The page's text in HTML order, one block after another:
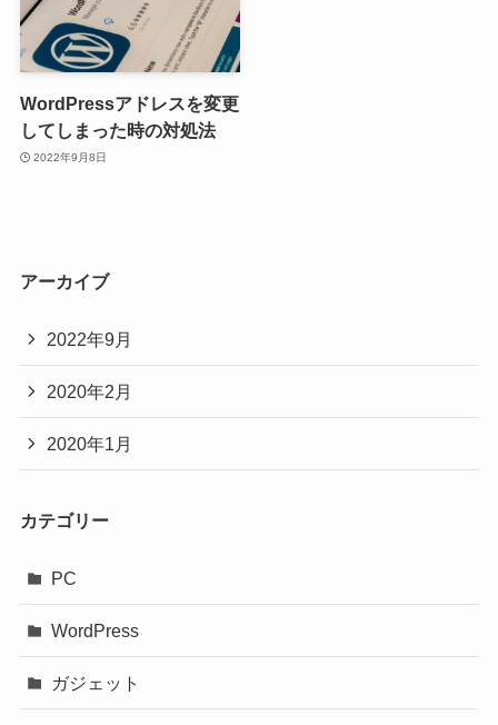
WordPressアドレスを変更
してしまった時の対処法
2022年9月8日
アーカイブ
2022年9月
2020年2月
2020年1月
カテゴリー
PC
WordPress
ガジェット